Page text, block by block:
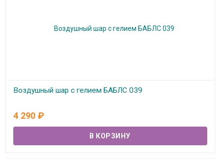
Воздушный шар с гелием БАБЛС 039
4 290 ₽